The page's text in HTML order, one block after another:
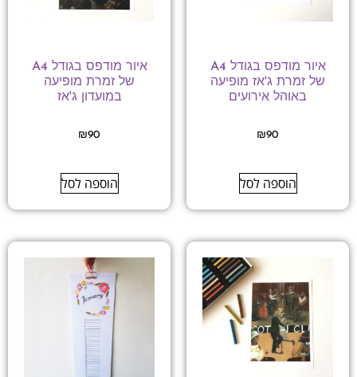
איור מודפס בגודל A4
של זמרת ג'אז מופיעה
באוהל אירועים
₪90
הוספה לסל
איור מודפס בגודל A4
של זמרת מופיעה
במועדון ג'אז
₪90
הוספה לסל